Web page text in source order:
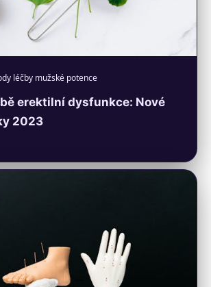
léčby mužské potence
erektilní dysfunkce: Nové
2023